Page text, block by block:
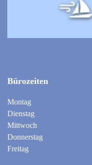
Bürozeiten
Montag
Dienstag
Mittwoch
Donnerstag
Freitag